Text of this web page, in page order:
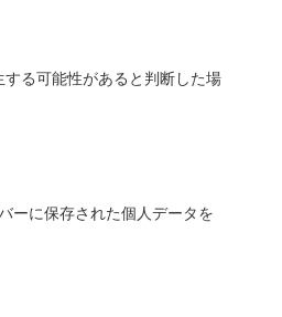
る可能性があると判断した場
ーに保存された個人データを